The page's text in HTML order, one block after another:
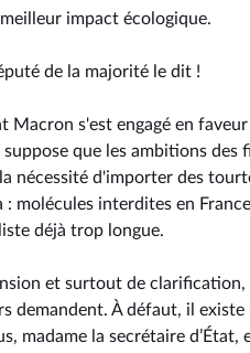
impact écologique.
de la majorité le dit !
Macron s'est engagé en
que les ambitions
nécessité d'importer des
: molécules interdites en
déjà trop longue.
et surtout de
demandent. À défaut, il
madame la secrétaire